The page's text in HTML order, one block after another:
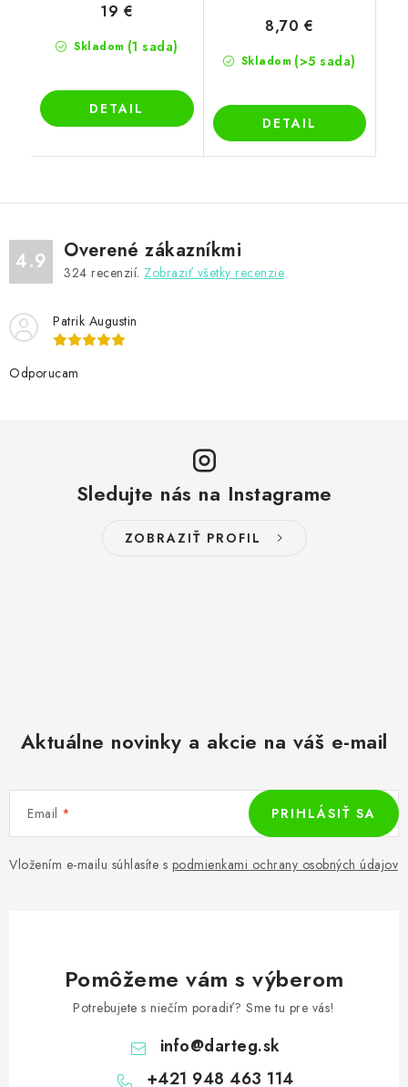
Skladom (1 sada)
19 €
DETAIL
Skladom (>5 sada)
8,70 €
DETAIL
4.9 Overené zákazníkmi
324 recenzií. Zobraziť všetky recenzie
Patrik Augustin
Odporucam
Sledujte nás na Instagrame
ZOBRAZIŤ PROFIL
Aktuálne novinky a akcie na váš e-mail
Email
Vložením e-mailu súhlasíte s podmienkami ochrany osobných údajov
PRIHLÁSIŤ SA
Pomôžeme vám s výberom
Potrebujete s niečím poradiť? Sme tu pre vás!
info@darteg.sk
+421 948 463 114